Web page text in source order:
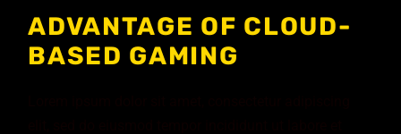
ADVANTAGE OF CLOUD-
BASED GAMING